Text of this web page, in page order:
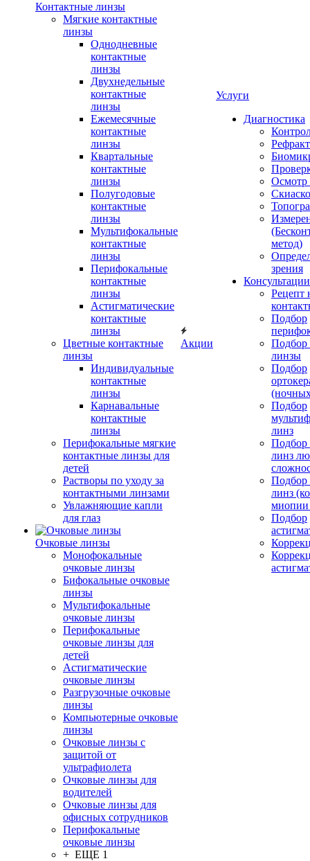
Контактные линзы
Мягкие контактные
линзы
Однодневные
контактные
линзы
Двухнедельные
контактные
линзы
Ежемесячные
контактные
линзы
Квартальные
контактные
линзы
Полугодовые
контактные
линзы
Мультифокальные
контактные
линзы
Перифокальные
контактные
линзы
Астигматические
контактные
линзы
Цветные контактные
линзы
Индивидуальные
контактные
линзы
Карнавальные
контактные
линзы
Перифокальные мягкие
контактные линзы для
детей
Растворы по уходу за
контактными линзами
Увлажняющие капли
для глаз
Очковые линзы
Монофокальные
очковые линзы
Бифокальные очковые
линзы
Мультифокальные
очковые линзы
Перифокальные
очковые линзы для
детей
Астигматические
очковые линзы
Разгрузочные очковые
линзы
Компьютерные очковые
линзы
Очковые линзы с
защитой от
ультрафиолета
Очковые линзы для
водителей
Очковые линзы для
офисных сотрудников
Перифокальные
очковые линзы
+ ЕЩЕ 1
Акции
Услуги
Диагностика
Осмотр
метод)
зрения
Рецепт
Подбор
Подбор
линзы
Подбор
Подбор
линз
Подбор
линз
Подбор
линз
миопии
Подбор